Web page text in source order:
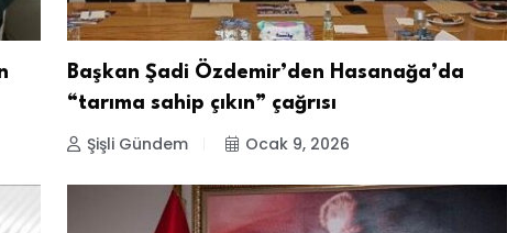
Başkan Şadi Özdemir’den Hasanağa’da
“tarıma sahip çıkın” çağrısı
Şişli Gündem Ocak 9, 2026